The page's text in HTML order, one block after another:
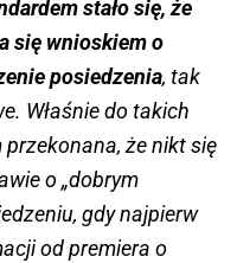
stało się, że
się wnioskiem o
posiedzenia, tak
Właśnie do takich
że nikt się
o „dobrym
gdy najpierw
od premiera o